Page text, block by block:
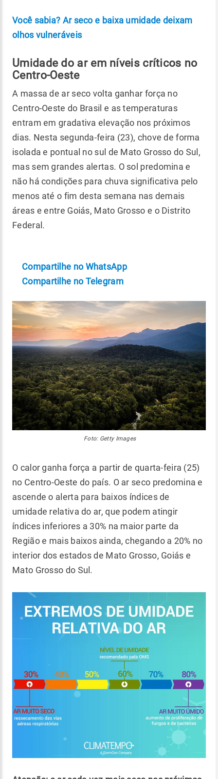
Você sabia? Ar seco e baixa umidade deixam
olhos vulneráveis
Umidade do ar em níveis críticos no
Centro-Oeste
A massa de ar seco volta ganhar força no
Centro-Oeste do Brasil e as temperaturas
entram em gradativa elevação nos próximos
dias. Nesta segunda-feira (23), chove de forma
isolada e pontual no sul de Mato Grosso do Sul,
mas sem grandes alertas. O sol predomina e
não há condições para chuva significativa pelo
menos até o fim desta semana nas demais
áreas e entre Goiás, Mato Grosso e o Distrito
Federal.
Compartilhe no WhatsApp
Compartilhe no Telegram
Foto: Getty Images
O calor ganha força a partir de quarta-feira (25)
no Centro-Oeste do país. O ar seco predomina e
ascende o alerta para baixos índices de
umidade relativa do ar, que podem atingir
índices inferiores a 30% na maior parte da
Região e mais baixos ainda, chegando a 20% no
interior dos estados de Mato Grosso, Goiás e
Mato Grosso do Sul.